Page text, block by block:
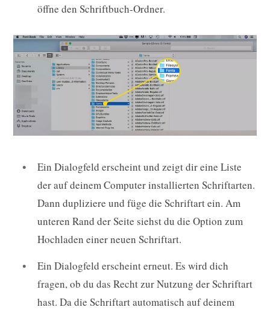
öffne den Schriftbuch-Ordner.
Ein Dialogfeld erscheint und zeigt dir eine Liste
der auf deinem Computer installierten Schriftarten.
Dann dupliziere und füge die Schriftart ein. Am
unteren Rand der Seite siehst du die Option zum
Hochladen einer neuen Schriftart.
Ein Dialogfeld erscheint erneut. Es wird dich
fragen, ob du das Recht zur Nutzung der Schriftart
hast. Da die Schriftart automatisch auf deinem